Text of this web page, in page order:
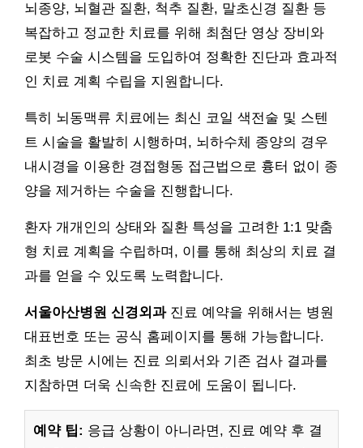
뇌종양, 뇌혈관 질환, 척추 질환, 말초신경 질환 등
복잡하고 정교한 치료를 위해 최첨단 영상 장비와
로봇 수술 시스템을 도입하여 정확한 진단과 효과적
인 치료 계획 수립을 지원합니다.
특히 뇌동맥류 치료에는 최신 코일 색전술 및 스텐
트 시술을 활발히 시행하며, 뇌하수체 종양의 경우
내시경을 이용한 경접형동 접근법으로 흉터 없이 종
양을 제거하는 수술을 진행합니다.
환자 개개인의 상태와 질환 특성을 고려한 1:1 맞춤
형 치료 계획을 수립하며, 이를 통해 최상의 치료 결
과를 얻을 수 있도록 노력합니다.
서울아산병원 신경외과진료 예약을 위해서는 병원
대표번호 또는 공식 홈페이지를 통해 가능합니다.
최초 방문 시에는 진료 의뢰서와 기존 검사 결과를
지참하면 더욱 신속한 진료에 도움이 됩니다.
예약 팁: 응급 상황이 아니라면, 진료 예약 후 결